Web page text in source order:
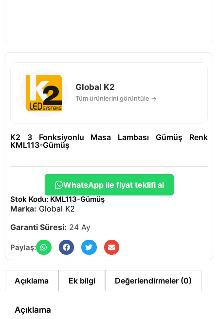
Global K2
Tüm ürünlerini görüntüle →
K2 3 Fonksiyonlu Masa Lambası Gümüş Renk
KML113-Gümüş
WhatsApp ile fiyat teklifi al
Stok Kodu: KML113-Gümüş
Marka: Global K2
Garanti Süresi: 24 Ay
Paylaş:
Açıklama Ek bilgi Değerlendirmeler (0)
Açıklama